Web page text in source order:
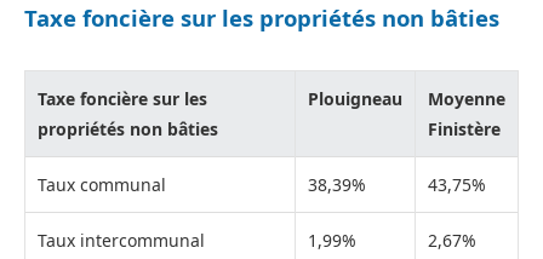
Taxe foncière sur les propriétés non bâties
Taxe foncière sur les
propriétés non bâties
Plouigneau
Moyenne
Finistère
Taux communal 38,39% 43,75%
Taux intercommunal 1,99% 2,67%